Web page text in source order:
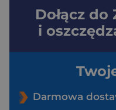
Dołącz do
i
Darmowa